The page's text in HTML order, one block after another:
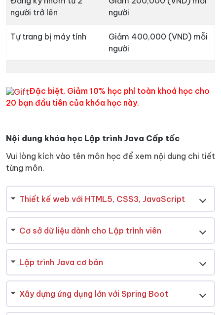
người trở lên
người
Tự trang bị máy tính
Giảm 400,000 (VND) mỗi
người
Đặc biệt, Giảm 10% học phí toàn khoá học cho
20 bạn đầu tiên của khóa học này.
Nội dung khóa học Lập trình Java Cấp tốc
Vui lòng kích vào tên môn học để xem nội dung chi tiết
từng môn.
Thiết kế web với HTML5, CSS3, JavaScript
Cơ sở dữ liệu dành cho Lập trình viên
Lập trình Java cơ bản
Xây dựng ứng dụng lớn với Spring Boot